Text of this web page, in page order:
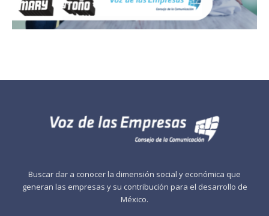
Buscar dar a conocer la dimensión social y económica que
generan las empresas y su contribución para el desarrollo de
México.